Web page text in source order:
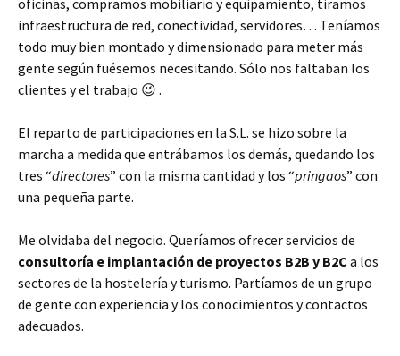
oficinas, compramos mobiliario y equipamiento, tiramos
infraestructura de red, conectividad, servidores… Teníamos
todo muy bien montado y dimensionado para meter más
gente según fuésemos necesitando. Sólo nos faltaban los
clientes y el trabajo 😉 .
El reparto de participaciones en la S.L. se hizo sobre la
marcha a medida que entrábamos los demás, quedando los
tres “directores” con la misma cantidad y los “pringaos” con
una pequeña parte.
Me olvidaba del negocio. Queríamos ofrecer servicios de
consultoría e implantación de proyectos B2B y B2C a los
sectores de la hostelería y turismo. Partíamos de un grupo
de gente con experiencia y los conocimientos y contactos
adecuados.